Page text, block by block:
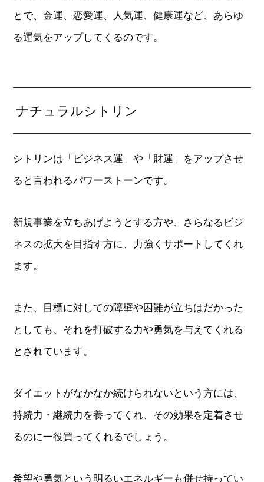
とで、金運、恋愛運、人気運、健康運など、あらゆ
る運気をアップしてくるのです。
ナチュラルシトリン
シトリンは「ビジネス運」や「財運」をアップさせ
ると言われるパワーストーンです。
新規事業を立ちあげようとする方や、さらなるビジ
ネスの拡大を目指す方に、力強くサポートしてくれ
ます。
また、目標に対しての障壁や困難が立ちはだかった
としても、それを打破する力や勇気を与えてくれる
とされています。
ダイエットがなかなか続けられないという方には、
持続力・継続力を養ってくれ、その効果を定着させ
るのに一役買ってくれるでしょう。
希望や勇気という明るいエネルギーも併せ持ってい